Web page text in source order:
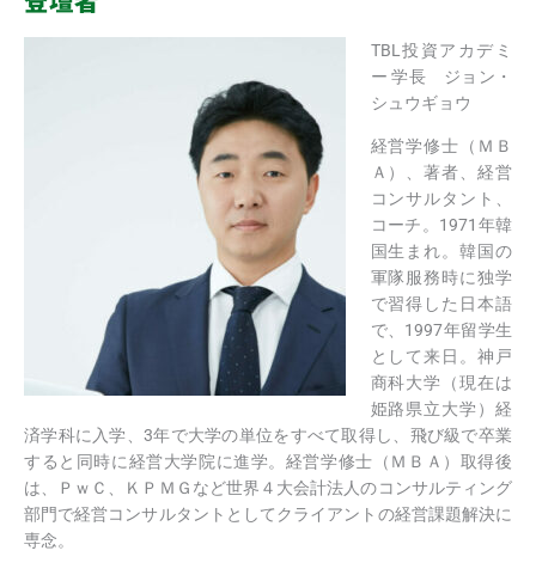
TBL投資アカデミ
ー 学長 ジョン・
シュウギョウ
経営学修士（ＭＢ
Ａ）、著者、経営
コンサルタント、
コーチ。1971年韓
国生まれ。韓国の
軍隊服務時に独学
で習得した日本語
で、1997年留学生
として来日。神戸
商科大学（現在は
姫路県立大学）経
済学科に入学、3年で大学の単位をすべて取得し、飛び級で卒業
すると同時に経営大学院に進学。経営学修士（ＭＢＡ）取得後
は、ＰｗＣ、ＫＰＭＧなど世界４大会計法人のコンサルティング
部門で経営コンサルタントとしてクライアントの経営課題解決に
専念。